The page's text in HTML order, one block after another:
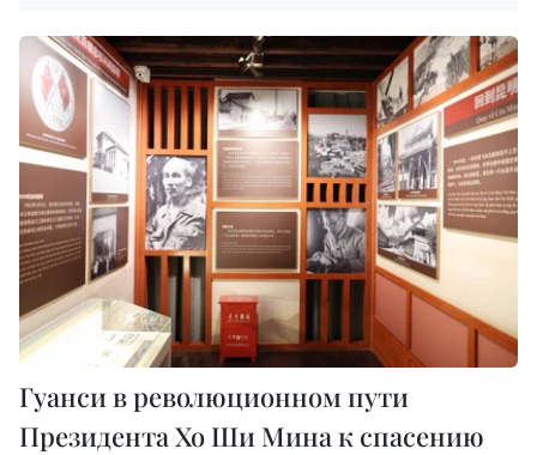
Гуанси в революционном пути
Президента Хо Ши Мина к спасению